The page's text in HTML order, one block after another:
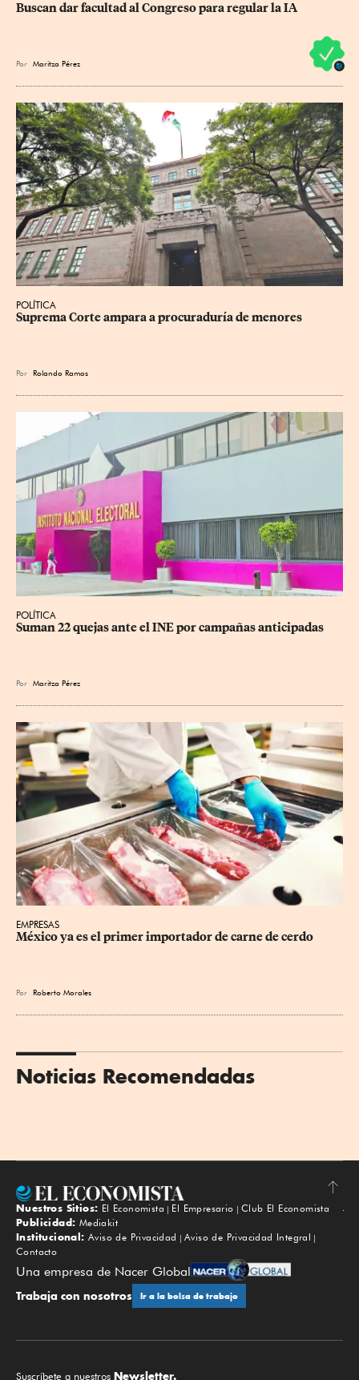
Buscan dar facultad al Congreso para regular la IA
Por Maritza Pérez
POLÍTICA
Suprema Corte ampara a procuraduría de menores
Por Rolando Ramos
POLÍTICA
Suman 22 quejas ante el INE por campañas anticipadas
Por Maritza Pérez
EMPRESAS
México ya es el primer importador de carne de cerdo
Por Roberto Morales
Noticias Recomendadas
Subir
Nuestros Sitios: El Economista El Empresario
Club El Economista
Publicidad: Mediakit
Institucional: Aviso de Privacidad
Aviso de Privacidad Integral
Contacto
Una empresa de Nacer Global
Trabaja con nosotros Ir a la bolsa de trabajo
Suscríbete a nuestros Newsletter.